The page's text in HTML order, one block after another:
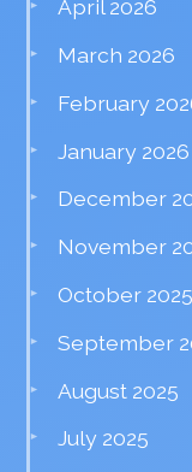
April 2026
March 2026
February
January 2026
December
November
October 2025
September
August 2025
July 2025